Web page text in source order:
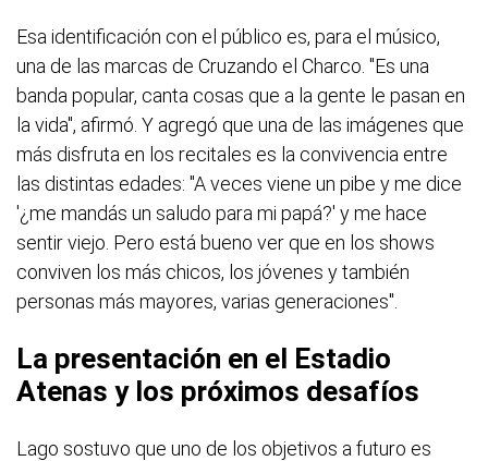
Esa identificación con el público es, para el músico,
una de las marcas de Cruzando el Charco. "Es una
banda popular, canta cosas que a la gente le pasan en
la vida", afirmó. Y agregó que una de las imágenes que
más disfruta en los recitales es la convivencia entre
las distintas edades: "A veces viene un pibe y me dice
'¿me mandás un saludo para mi papá?' y me hace
sentir viejo. Pero está bueno ver que en los shows
conviven los más chicos, los jóvenes y también
personas más mayores, varias generaciones".
La presentación en el Estadio
Atenas y los próximos desafíos
Lago sostuvo que uno de los objetivos a futuro es